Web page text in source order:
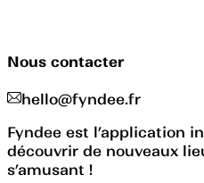
Nous contacter
hello@fyndee.fr
Fyndee est l’application
découvrir de nouveaux
s’amusant !